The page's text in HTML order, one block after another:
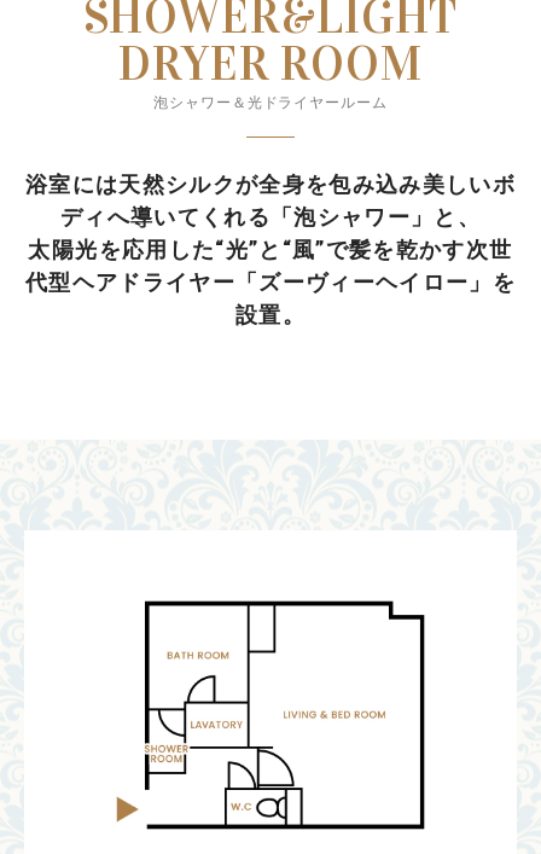
SHOWER&LIGHT
DRYER ROOM
泡シャワー＆光ドライヤールーム
浴室には天然シルクが全身を包み込み美しいボ
ディへ導いてくれる「泡シャワー」と、
太陽光を応用した“光”と“風”で髪を乾かす次世
代型ヘアドライヤー「ズーヴィーヘイロー」を
設置。